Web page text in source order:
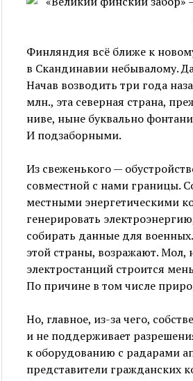
Финляндия всё ближе к
в Скандинавии небывалому.
Начав возводить три года
млн., эта северная страна,
ниве, ныне буквально
И подзаборными.
Из свеженького —
совместной с нами границы.
местными энергетическими
генерировать
собирать данные для
этой страны, возражают. Мол,
электростанций строится
По причине в том числе
Но, главное, из-за чего,
и не поддерживает
к оборудованию с радарами
представители гражданских